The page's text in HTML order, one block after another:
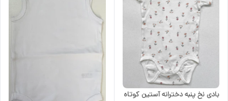
بادی نخ پنبه دخترانه آستین کوتاه